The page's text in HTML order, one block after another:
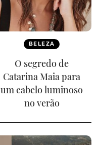
BELEZA
O segredo de
Catarina Maia para
um cabelo luminoso
no verão